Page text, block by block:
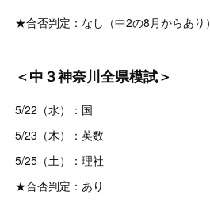
★合否判定：なし（中2の8月からあり）
＜中３神奈川全県模試＞
5/22（水）：国
5/23（木）：英数
5/25（土）：理社
★合否判定：あり